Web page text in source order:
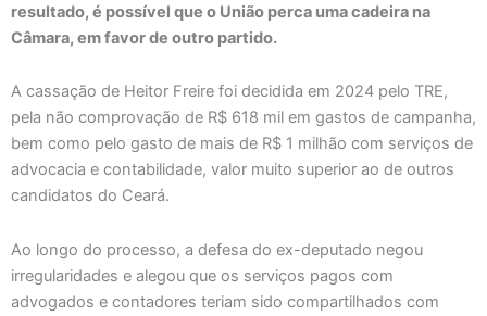
resultado, é possível que o União perca uma cadeira na
Câmara, em favor de outro partido.
A cassação de Heitor Freire foi decidida em 2024 pelo TRE,
pela não comprovação de R$ 618 mil em gastos de campanha,
bem como pelo gasto de mais de R$ 1 milhão com serviços de
advocacia e contabilidade, valor muito superior ao de outros
candidatos do Ceará.
Ao longo do processo, a defesa do ex-deputado negou
irregularidades e alegou que os serviços pagos com
advogados e contadores teriam sido compartilhados com